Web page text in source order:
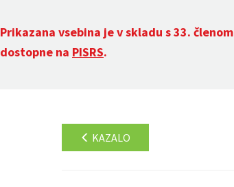
Prikazana vsebina je v skladu s 33. členom
dostopne na PISRS.
KAZALO